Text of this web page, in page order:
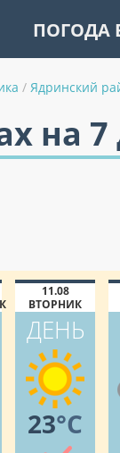
ПОГОДА
/ Ядринский
на
11.08
ВТОРНИК
ДЕНЬ
23°C